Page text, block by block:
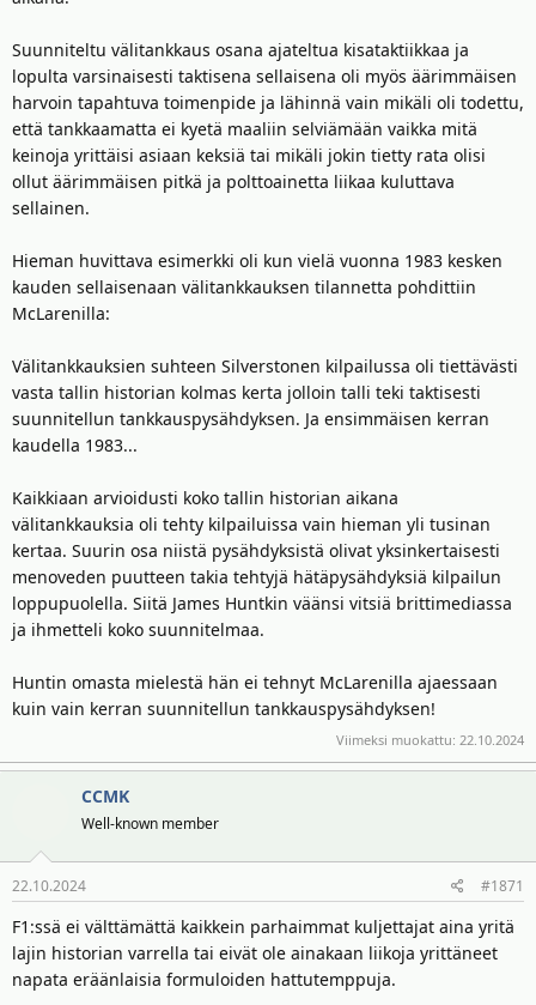
Suunniteltu välitankkaus osana ajateltua kisataktiikkaa ja
lopulta varsinaisesti taktisena sellaisena oli myös äärimmäisen
harvoin tapahtuva toimenpide ja lähinnä vain mikäli oli todettu,
että tankkaamatta ei kyetä maaliin selviämään vaikka mitä
keinoja yrittäisi asiaan keksiä tai mikäli jokin tietty rata olisi
ollut äärimmäisen pitkä ja polttoainetta liikaa kuluttava
sellainen.
Hieman huvittava esimerkki oli kun vielä vuonna 1983 kesken
kauden sellaisenaan välitankkauksen tilannetta pohdittiin
McLarenilla:
Välitankkauksien suhteen Silverstonen kilpailussa oli tiettävästi
vasta tallin historian kolmas kerta jolloin talli teki taktisesti
suunnitellun tankkauspysähdyksen. Ja ensimmäisen kerran
kaudella 1983...
Kaikkiaan arvioidusti koko tallin historian aikana
välitankkauksia oli tehty kilpailuissa vain hieman yli tusinan
kertaa. Suurin osa niistä pysähdyksistä olivat yksinkertaisesti
menoveden puutteen takia tehtyjä hätäpysähdyksiä kilpailun
loppupuolella. Siitä James Huntkin väänsi vitsiä brittimediassa
ja ihmetteli koko suunnitelmaa.
Huntin omasta mielestä hän ei tehnyt McLarenilla ajaessaan
kuin vain kerran suunnitellun tankkauspysähdyksen!
Viimeksi muokattu: 22.10.2024
CCMK
Well-known member
22.10.2024 #1871
F1:ssä ei välttämättä kaikkein parhaimmat kuljettajat aina yritä
lajin historian varrella tai eivät ole ainakaan liikoja yrittäneet
napata eräänlaisia formuloiden hattutemppuja.